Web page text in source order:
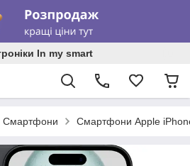
In my smart
Смартфони Смартфони Apple